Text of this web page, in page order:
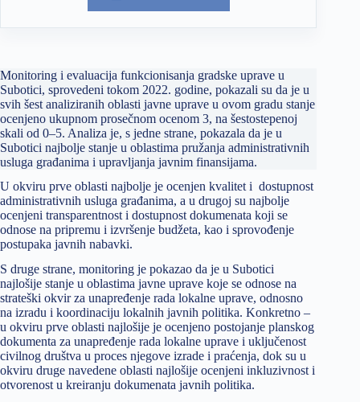
Monitoring i evaluacija funkcionisanja gradske uprave u
Subotici, sprovedeni tokom 2022. godine, pokazali su da je u
svih šest analiziranih oblasti javne uprave u ovom gradu stanje
ocenjeno ukupnom prosečnom ocenom 3, na šestostepenoj
skali od 0–5. Analiza je, s jedne strane, pokazala da je u
Subotici najbolje stanje u oblastima pružanja administrativnih
usluga građanima i upravljanja javnim finansijama.
U okviru prve oblasti najbolje je ocenjen kvalitet i dostupnost
administrativnih usluga građanima, a u drugoj su najbolje
ocenjeni transparentnost i dostupnost dokumenata koji se
odnose na pripremu i izvršenje budžeta, kao i sprovođenje
postupaka javnih nabavki.
S druge strane, monitoring je pokazao da je u Subotici
najlošije stanje u oblastima javne uprave koje se odnose na
strateški okvir za unapređenje rada lokalne uprave, odnosno
na izradu i koordinaciju lokalnih javnih politika. Konkretno –
u okviru prve oblasti najlošije je ocenjeno postojanje planskog
dokumenta za unapređenje rada lokalne uprave i uključenost
civilnog društva u proces njegove izrade i praćenja, dok su u
okviru druge navedene oblasti najlošije ocenjeni inkluzivnost i
otvorenost u kreiranju dokumenata javnih politika.